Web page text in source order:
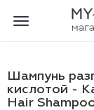
Toggle
Шампунь
кислотой -
Hair